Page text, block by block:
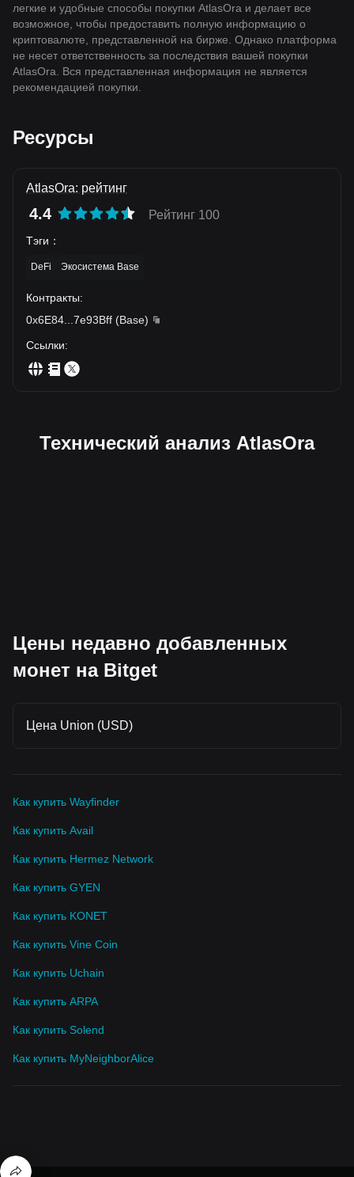
легкие и удобные способы покупки AtlasOra и делает все
возможное, чтобы предоставить полную информацию о
криптовалюте, представленной на бирже. Однако платформа
не несет ответственность за последствия вашей покупки
AtlasOra. Вся представленная информация не является
рекомендацией покупки.
Ресурсы
AtlasOra: рейтинг
4.4 Рейтинг 100
Тэги ：
DeFi Экосистема Base
Контракты:
0x6E84
7e93Bff (Base)
Ссылки:
Технический анализ AtlasOra
Цены недавно добавленных
монет на Bitget
Цена Union (USD)
Как купить Wayfinder
Как купить Avail
Как купить Hermez Network
Как купить GYEN
Как купить KONET
Как купить Vine Coin
Как купить Uchain
Как купить ARPA
Как купить Solend
Как купить MyNeighborAlice